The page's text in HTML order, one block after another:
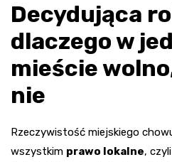
Decydująca
dlaczego w
mieście
nie
Rzeczywistość miejskiego
wszystkim prawo lokalne,